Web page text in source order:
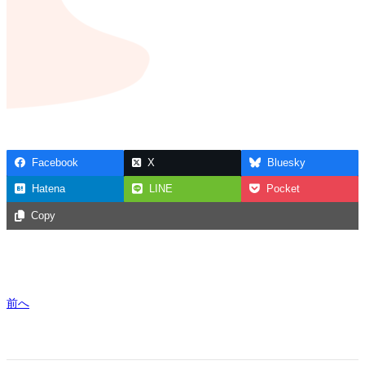
Facebook X Bluesky
Hatena LINE Pocket
Copy
前へ